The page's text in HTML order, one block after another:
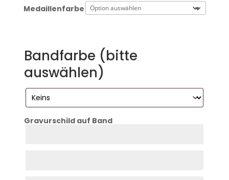
Medaillenfarbe
Bandfarbe (bitte
auswählen)
Gravurschild auf Band